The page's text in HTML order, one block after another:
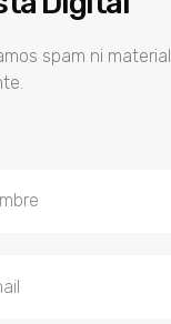
spam ni material